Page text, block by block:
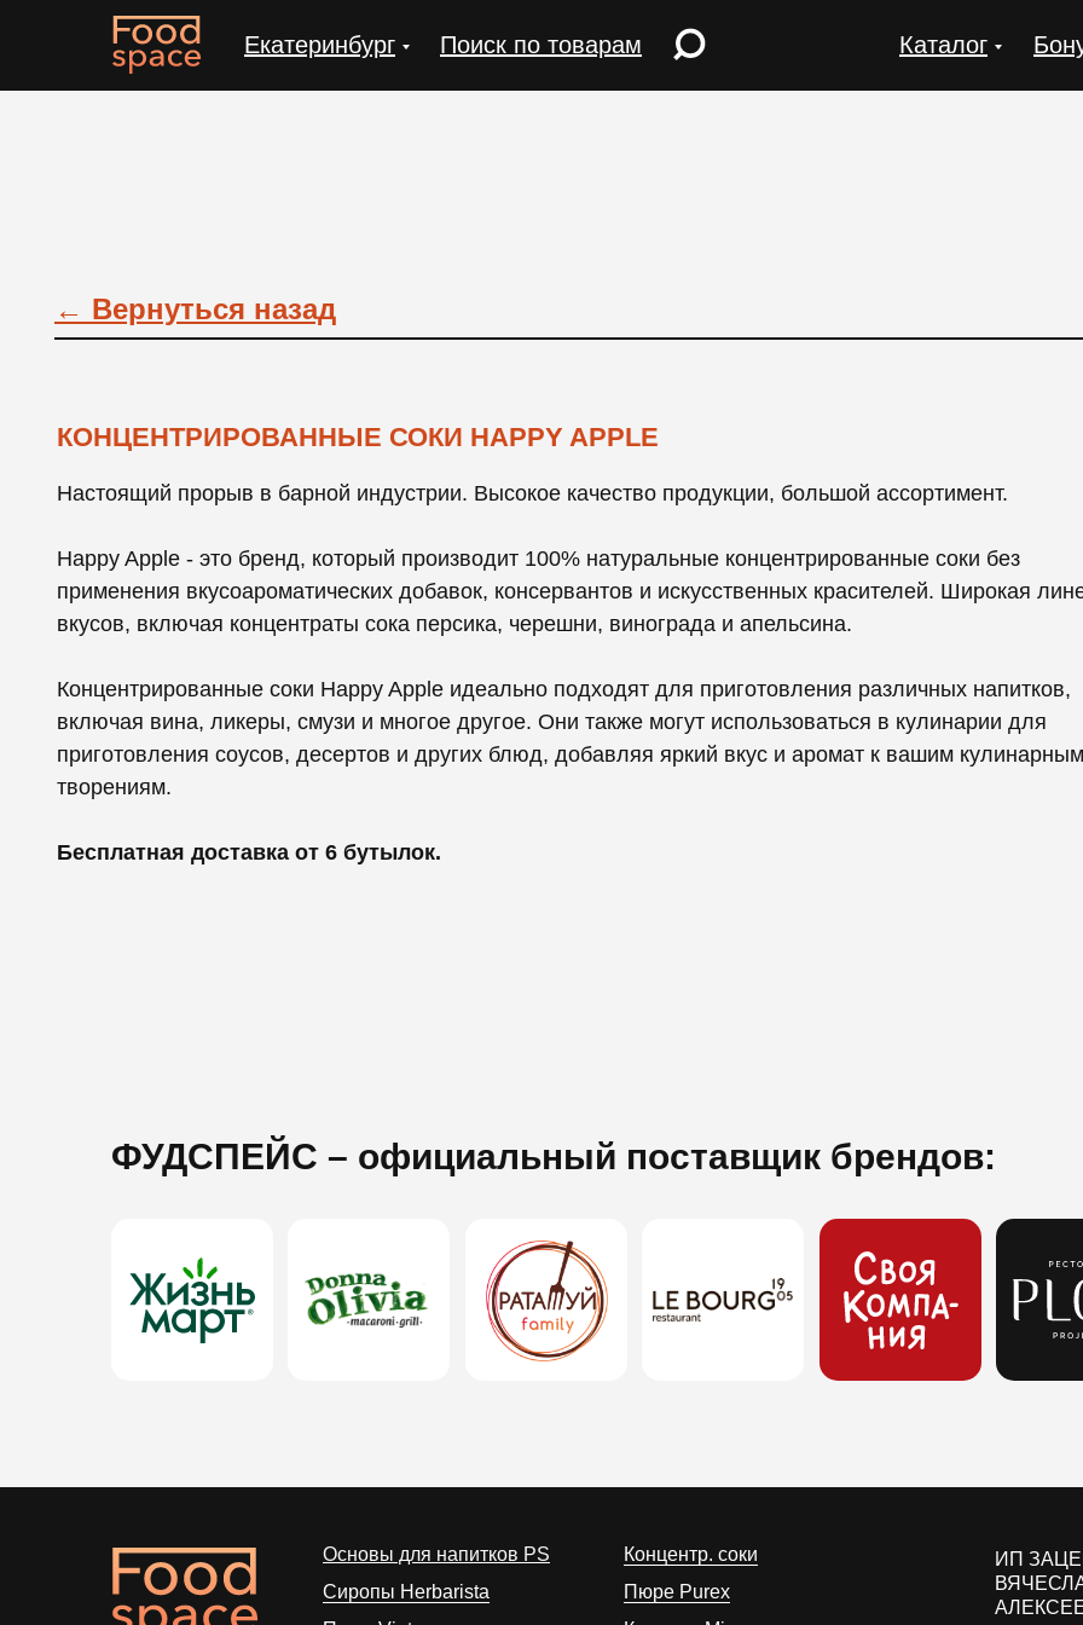
Каталог
Поиск по товарам
Екатеринбург
← Вернуться назад
Настоящий прорыв в барной индустрии. Высокое качество продукции, большой ассортимент.
Happy Apple - это бренд, который производит 100% натуральные концентрированные соки без
применения вкусоароматических добавок, консервантов и искусственных красителей. Широкая
вкусов, включая концентраты сока персика, черешни, винограда и апельсина.
Концентрированные соки Happy Apple идеально подходят для приготовления различных напитков,
включая вина, ликеры, смузи и многое другое. Они также могут использоваться в кулинарии для
приготовления соусов, десертов и других блюд, добавляя яркий вкус и аромат к вашим кулинарным
творениям.
Бесплатная доставка от 6 бутылок.
КОНЦЕНТРИРОВАННЫЕ СОКИ HAPPY APPLE
ФУДСПЕЙС – официальный поставщик брендов:
ИП
Основы для напитков PS
Сиропы Herbarista
Концентр. соки
Пюре Purex